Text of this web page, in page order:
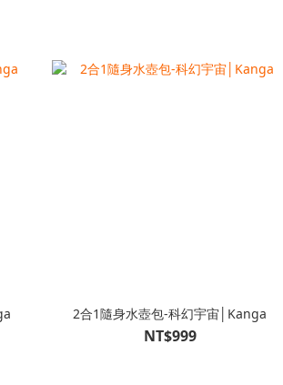
2合1隨身水壺包-科幻宇宙│Kanga
NT$999